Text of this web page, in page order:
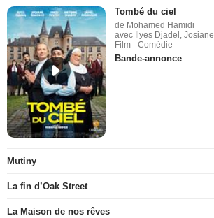
Tombé du ciel
de Mohamed Hamidi
avec Ilyes Djadel,
Film - Comédie
Bande-annonce
Mutiny
La fin d’Oak Street
La Maison de nos rêves